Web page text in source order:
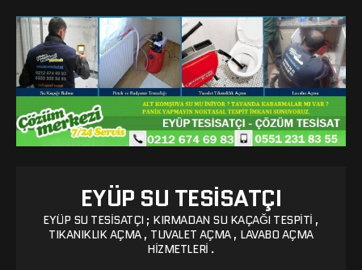
EYÜP SU TESISATÇI
EYÜP SU TESISATÇI ; KIRMADAN SU KAÇAĞI TESPITI ,
TIKANIKLIK AÇMA , TUVALET AÇMA , LAVABO AÇMA
HIZMETLERI .